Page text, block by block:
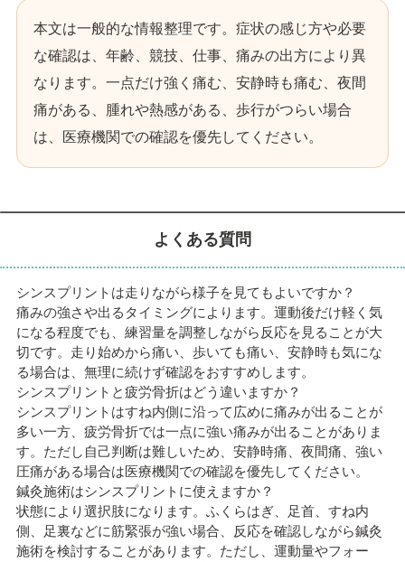
本文は一般的な情報整理です。症状の感じ方や必要
な確認は、年齢、競技、仕事、痛みの出方により異
なります。一点だけ強く痛む、安静時も痛む、夜間
痛がある、腫れや熱感がある、歩行がつらい場合
は、医療機関での確認を優先してください。
よくある質問
シンスプリントは走りながら様子を見てもよいですか？
痛みの強さや出るタイミングによります。運動後だけ軽く気
になる程度でも、練習量を調整しながら反応を見ることが大
切です。走り始めから痛い、歩いても痛い、安静時も気にな
る場合は、無理に続けず確認をおすすめします。
シンスプリントと疲労骨折はどう違いますか？
シンスプリントはすね内側に沿って広めに痛みが出ることが
多い一方、疲労骨折では一点に強い痛みが出ることがありま
す。ただし自己判断は難しいため、安静時痛、夜間痛、強い
圧痛がある場合は医療機関での確認を優先してください。
鍼灸施術はシンスプリントに使えますか？
状態により選択肢になります。ふくらはぎ、足首、すね内
側、足裏などに筋緊張が強い場合、反応を確認しながら鍼灸
施術を検討することがあります。ただし、運動量やフォー